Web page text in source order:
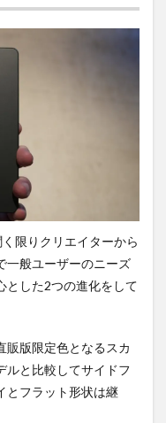
限りクリエイターから
一般ユーザーのニーズ
とした2つの進化をして
販版限定色となるスカ
ルと比較してサイドフ
とフラット形状は継